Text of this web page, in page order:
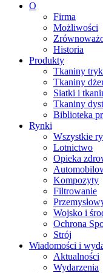
O
Firma
Możliwości
Historia
Produkty
Tkaniny
Tkaniny
Siatki i
Tkaniny
Biblioteka
Rynki
Wszystkie
Lotnictwo
Opieka
Kompozyty
Filtrowanie
Wojsko i
Ochrona
Strój
Wiadomości i
Aktualności
Wydarzenia